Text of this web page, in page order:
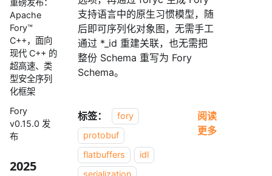
Apache
Fory™
C++，面向
现代 C++ 的
超高速、类
型安全序列
化框架
Fory
v0.15.0 发
布
2025
支持语言中的原生习惯模型，随
后即可序列化对象图，无需手工
通过 *_id 重建关联，也无需把
整份 Schema 重写为 Fory
Schema。
标签：
fory
protobuf
flatbuffers
idl
阅读
更多